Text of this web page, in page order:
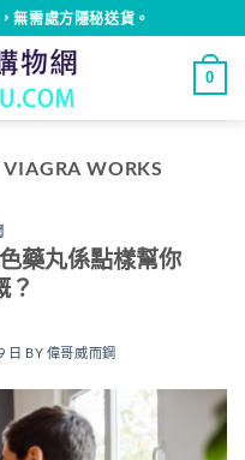
無需處方隱秘送貨。
0
WORKS
藥丸係點樣幫你
？
日 BY 偉哥威而鋼